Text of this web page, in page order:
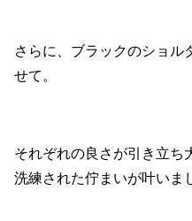
さらに、ブラックのショル
せて。
それぞれの良さが引き立ち
洗練された佇まいが叶いま